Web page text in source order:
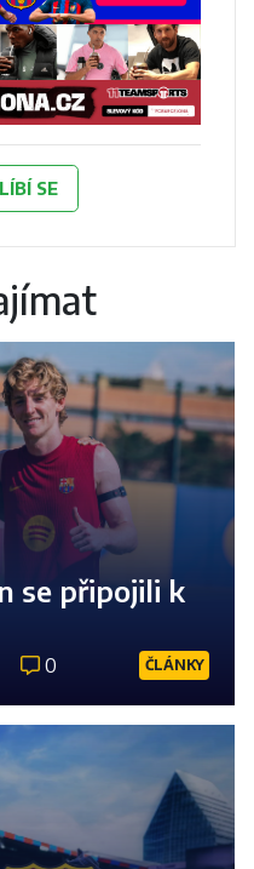
LÍBÍ SE
se připojili k
0 ČLÁNKY